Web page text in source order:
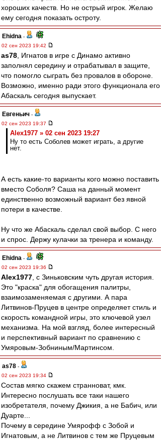
хороших качеств. Но не острый игрок. Желаю
ему сегодня показать остроту.
Ehidna -
02 сен 2023 19:42
as78 , Игнатов в игре с Динамо активно
заполнял середину и отрабатывал в защите,
что помогло сыграть без провалов в обороне.
Возможно, именно ради этого функционала его
Абаскаль сегодня выпускает.
Евгеньич -
02 сен 2023 19:37
Alex1977 » 02 сен 2023 19:27
Ну то есть Соболев может играть, а другие
нет.
А есть какие-то варианты кого можно поставить
вместо Соболя? Саша на данный момент
единственно возможный вариант без явной
потери в качестве.
Ну что же Абаскаль сделал свой выбор. С него
и спрос. Держу кулачки за тренера и команду.
Ehidna -
02 сен 2023 19:36
Alex1977 , с Зиньковским чуть другая история.
Это "краска" для обогащения палитры,
взаимозаменяемая с другими. А пара
Литвинов-Пруцев в центре определяет стиль и
скорость командной игры, это ключевой узел
механизма. На мой взгляд, более интересный
и перспективный вариант по сравнению с
Умяровым-Зобниным/Мартинсом.
as78 -
02 сен 2023 19:34
Состав мягко скажем странноват, кмк.
Интересно послушать все таки нашего
изобретателя, почему Джикия, а не Бабич, или
Дуарте...
Почему в середине Умярофф с Зобой и
Игнатовым, а не Литвинов с тем же Пруцевым